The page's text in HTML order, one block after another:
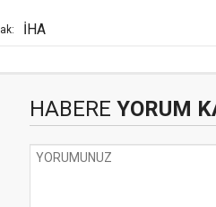
İHA
HABERE YORUM